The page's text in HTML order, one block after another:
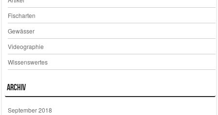
Fischarten
Gewässer
Videographie
Wissenswertes
Archiv
September 2018